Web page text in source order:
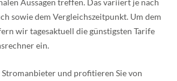
Aussagen treffen. Das variiert je nach
sowie dem Vergleichszeitpunkt. Um dem
wir tagesaktuell die günstigsten Tarife
ein.
Stromanbieter und profitieren Sie von